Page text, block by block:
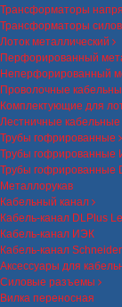
Трансформаторы
Трансформаторы
Лоток металлический
Перфорированный
Неперфорированный
Проволочные
Комплектующие для
Лестничные кабельные
Трубы гофрированные
Трубы гофрированные
Трубы гофрированные
Металлорукав
Кабельный канал
Кабель-канал DLPlus
Кабель-канал ИЭК
Кабель-канал
Аксессуары для
Силовые разъемы
Вилка переносная